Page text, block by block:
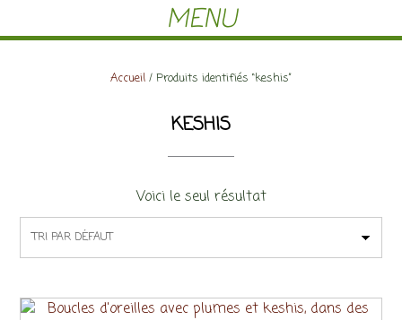
MENU
Accueil / Produits identifiés “keshis”
KESHIS
Voici le seul résultat